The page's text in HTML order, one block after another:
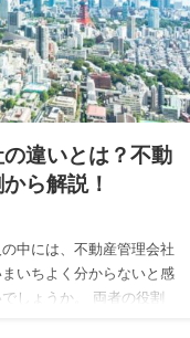
違いとは？不動
ら解説！
中には、不動産管理会社
いちよく分からないと感
しょうか。 両者の役割